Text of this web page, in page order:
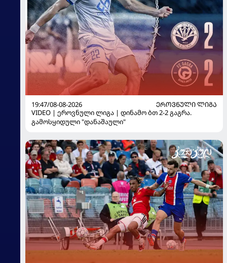
19:47/08-08-2026
ᲔᲠᲝᲕᲜᲣᲚᲘ ᲚᲘᲒᲐ
VIDEO | ეროვნული ლიგა | დინამო ბთ 2-2 გაგრა.
გამოსყიდული "დანაშაული"